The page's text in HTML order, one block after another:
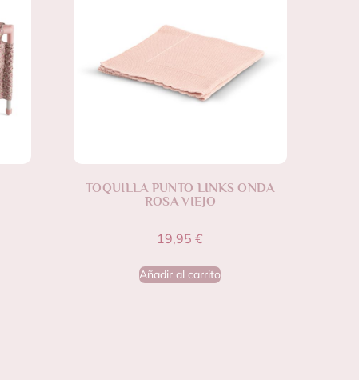
TOQUILLA PUNTO LINKS ONDA
ROSA VIEJO
19,95€
Añadir al carrito